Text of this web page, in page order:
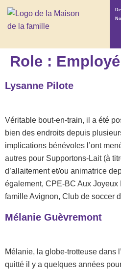
Role : Employé
Lysanne Pilote
Véritable bout-en-train, il a été
bien des endroits depuis
implications bénévoles l’ont
autres pour Supportons-Lait (à
d’allaitement et/ou animatrice
également, CPE-BC Aux Joyeux
famille Avignon, Club de soccer
Mélanie Guèvremont
Mélanie, la globe-trotteuse dans
quitté il y a quelques années